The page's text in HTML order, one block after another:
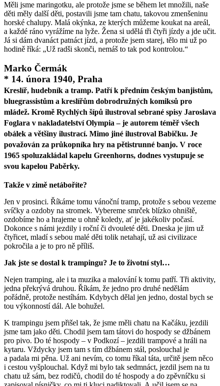
Měli jsme maringotku, ale protože jsme se během let množili, naše
děti měly další děti, postavili jsme tam chatu, takovou zmenšeninu
horské chalupy. Malá okýnka, ze kterých můžeme koukat na areál,
a každé ráno vyrážíme na lyže. Žena si udělá tři čtyři jízdy a jde učit.
Já si dám dvanáct patnáct jízd, a protože jsem starej, tělo mi už po
hodině říká: „Už radši skonči, nemáš to tak pod kontrolou.“
Marko Čermák
* 14. února 1940, Praha
Kreslíř, hudebník a tramp. Patří k předním českým banjistům,
bluegrassistům a kreslířům dobrodružných komiksů pro
mládež. Kromě Rychlých šípů ilustroval sebrané spisy Jaroslava
Foglara v nakladatelství Olympia – je autorem téměř všech
obálek a většiny ilustrací. Mimo jiné ilustroval Babičku. Je
považován za průkopníka hry na pětistrunné banjo. V roce
1965 spoluzakládal kapelu Greenhorns, dodnes vystupuje se
svou kapelou Paběrky.
Takže v zimě netáboříte?
Jen v prosinci. Říkáme tomu vánoční tramp, protože s sebou vezeme
svíčky a ozdoby na stromek. Vybereme smrček blízko ohniště,
ozdobíme ho a hrajeme u ohně koledy, ať je jakékoliv počasí.
Dokonce s námi jezdily i roční či dvouleté děti. Dneska je jim už
čtyřicet, mladí s sebou malé děti tolik netahají, už asi civilizace
pokročila a je to pro ně příliš.
Jak jste se dostal k trampingu? Je to životní styl…
Nejen tramping, ale i ta muzika a malování k tomu patří. Tři aktivity,
jedna překrývá druhou. Říkám, že jedno pro druhé nedělám
pořádně, protože nestíhám. Kdybych dělal jen jedno, dostal bych se
tou výkonností dál. Ale bohužel.
K trampingu jsem přišel tak, že jsme měli chatu na Kačáku, jezdili
jsme tam jako děti. Chodil jsem tam tátovi do hospody se džbánem
pro pivo. Do té hospody ‒ v Podkozí ‒ jezdili trampové a hráli na
kytaru. Vždycky jsem tam s tím džbánem stál, poslouchal je
a padala mi pěna. Už ani nevím, co tomu říkal táta, určitě jsem něco
i cestou vyšplouchal. Když mi bylo tak sedmnáct, jezdil jsem na tu
chatu už sám, bez rodičů, chodil do té hospody a do zpěvníčku si